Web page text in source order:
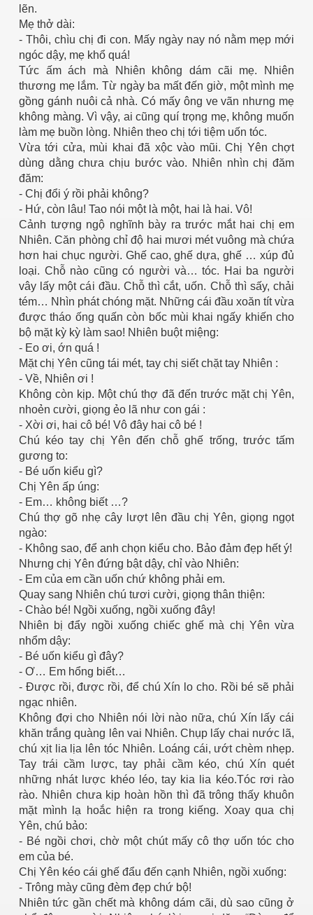
lẽn.
Mẹ thở dài:
- Thôi, chìu chị đi con. Mấy ngày nay nó nằm mẹp mới
ngóc dậy, mẹ khổ quá!
Tức ấm ách mà Nhiên không dám cãi mẹ. Nhiên
thương mẹ lắm. Từ ngày ba mất đến giờ, một mình mẹ
gồng gánh nuôi cả nhà. Có mấy ông ve vãn nhưng mẹ
không màng. Vì vậy, ai cũng quí trọng mẹ, không muốn
làm mẹ buồn lòng. Nhiên theo chị tới tiệm uốn tóc.
Vừa tới cửa, mùi khai đã xộc vào mũi. Chị Yên chợt
dùng dằng chưa chịu bước vào. Nhiên nhìn chị đăm
đăm:
- Chị đổi ý rồi phải không?
- Hứ, còn lâu! Tao nói một là một, hai là hai. Vô!
Cảnh tượng ngộ nghĩnh bày ra trước mắt hai chị em
Nhiên. Căn phòng chỉ độ hai mươi mét vuông mà chứa
hơn hai chục người. Ghế cao, ghế dựa, ghế … xúp đủ
loại. Chỗ nào cũng có người và… tóc. Hai ba người
vây lấy một cái đầu. Chỗ thì cắt, uốn. Chỗ thì sấy, chải
tém… Nhìn phát chóng mặt. Những cái đầu xoăn tít vừa
được tháo ống quấn còn bốc mùi khai ngấy khiến cho
bộ mặt kỳ kỳ làm sao! Nhiên buột miệng:
- Eo ơi, ớn quá !
Mặt chị Yên cũng tái mét, tay chị siết chặt tay Nhiên :
- Về, Nhiên ơi !
Không còn kịp. Một chú thợ đã đến trước mặt chị Yên,
nhoẻn cười, giọng ẻo lã như con gái :
- Xời ơi, hai cô bé! Vô đây hai cô bé !
Chú kéo tay chị Yên đến chỗ ghế trống, trước tấm
gương to:
- Bé uốn kiểu gì?
Chị Yên ấp úng:
- Em… không biết …?
Chú thợ gõ nhẹ cây lượt lên đầu chị Yên, giọng ngọt
ngào:
- Không sao, để anh chọn kiểu cho. Bảo đảm đẹp hết ý!
Nhưng chị Yên đứng bật dậy, chỉ vào Nhiên:
- Em của em cần uốn chứ không phải em.
Quay sang Nhiên chú tươi cười, giọng thân thiện:
- Chào bé! Ngồi xuống, ngồi xuống đây!
Nhiên bị đẩy ngồi xuống chiếc ghế mà chị Yên vừa
nhổm dậy:
- Bé uốn kiểu gì đây?
- Ơ… Em hổng biết…
- Được rồi, được rồi, để chú Xín lo cho. Rồi bé sẽ phải
ngạc nhiên.
Không đợi cho Nhiên nói lời nào nữa, chú Xín lấy cái
khăn trắng quàng lên vai Nhiên. Chụp lấy chai nước lã,
chú xịt lia lịa lên tóc Nhiên. Loáng cái, ướt chèm nhẹp.
Tay trái cầm lược, tay phải cầm kéo, chú Xín quét
những nhát lược khéo léo, tay kia lia kéo.Tóc rơi rào
rào. Nhiên chưa kịp hoàn hồn thì đã trông thấy khuôn
mặt mình lạ hoắc hiện ra trong kiếng. Xoay qua chị
Yên, chú bảo:
- Bé ngồi chơi, chờ một chút mấy cô thợ uốn tóc cho
em của bé.
Chị Yên kéo cái ghế đẩu đến cạnh Nhiên, ngồi xuống:
- Trông mày cũng đèm đẹp chứ bộ!
Nhiên tức gần chết mà không dám cãi, dù sao cũng ở
Hạng
682
giới